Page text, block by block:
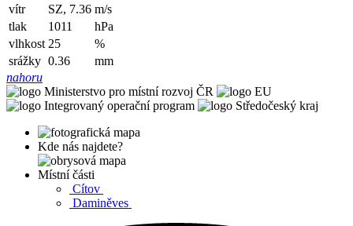
vítr
SZ, 7.36 m/s
tlak
1011
hPa
vlhkost 25
%
srážky 0.36
mm
nahoru
Kde nás najdete?
Místní části
Cítov
Daminěves